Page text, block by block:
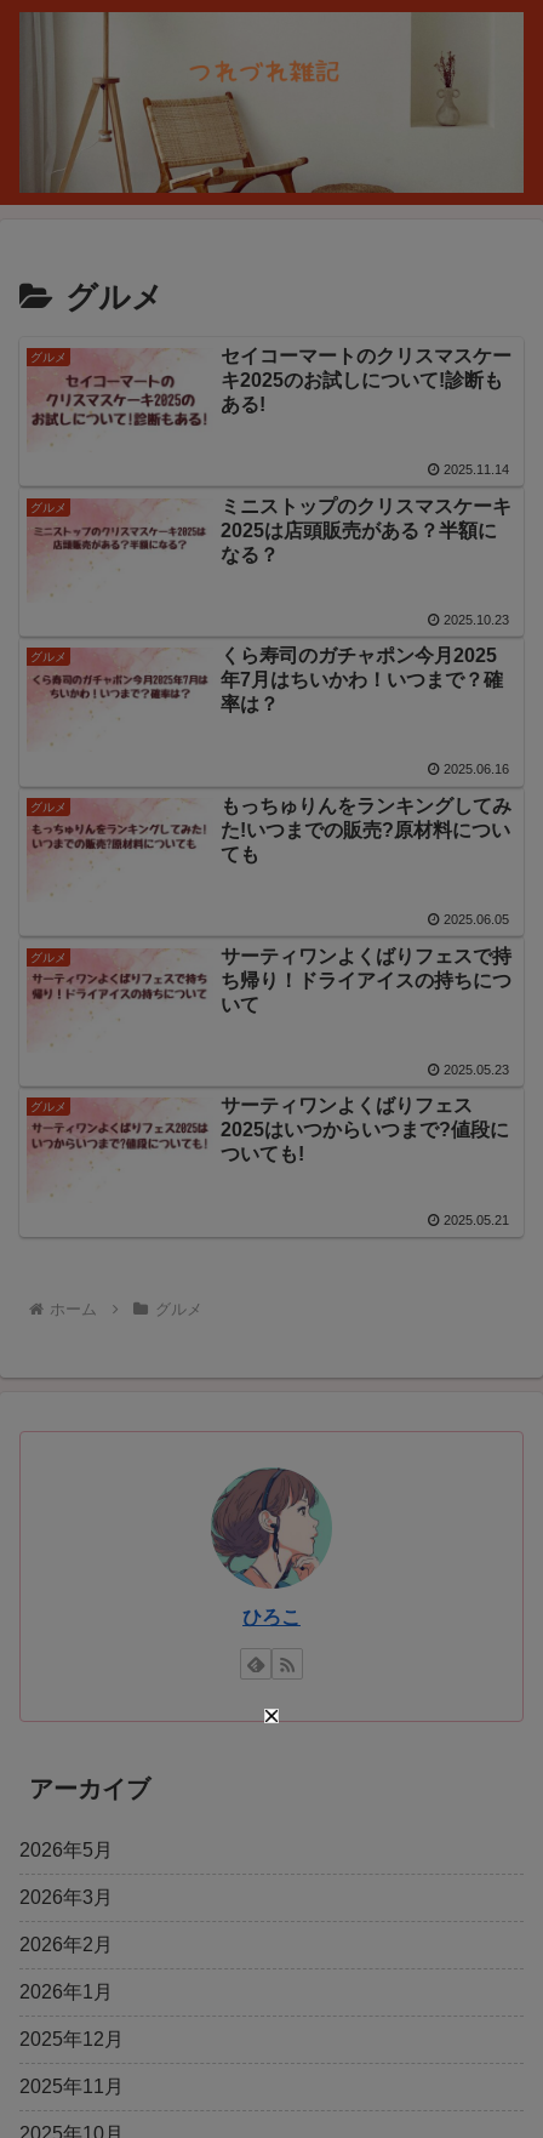
グルメ
グルメ
セイコーマートのクリスマスケー
キ2025のお試しについて!診断も
ある!
2025.11.14
グルメ
ミニストップのクリスマスケーキ
2025は店頭販売がある？半額に
なる？
2025.10.23
グルメ
くら寿司のガチャポン今月2025
年7月はちいかわ！いつまで？確
率は？
2025.06.16
グルメ
もっちゅりんをランキングしてみ
た!いつまでの販売?原材料につい
ても
2025.06.05
グルメ
サーティワンよくばりフェスで持
ち帰り！ドライアイスの持ちにつ
いて
2025.05.23
グルメ
サーティワンよくばりフェス
2025はいつからいつまで?値段に
ついても!
2025.05.21
ホーム グルメ
ひろこ
アーカイブ
2026年5月
2026年3月
2026年2月
2026年1月
2025年12月
2025年11月
2025年10月